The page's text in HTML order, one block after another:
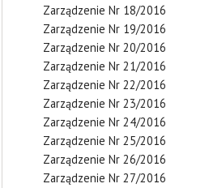
Zarządzenie Nr 18/2016
Zarządzenie Nr 19/2016
Zarządzenie Nr 20/2016
Zarządzenie Nr 21/2016
Zarządzenie Nr 22/2016
Zarządzenie Nr 23/2016
Zarządzenie Nr 24/2016
Zarządzenie Nr 25/2016
Zarządzenie Nr 26/2016
Zarządzenie Nr 27/2016